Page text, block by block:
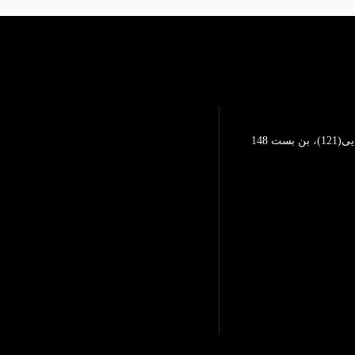
تهرانپارس، خیابان محمد رضایی(121)، بن بست 148